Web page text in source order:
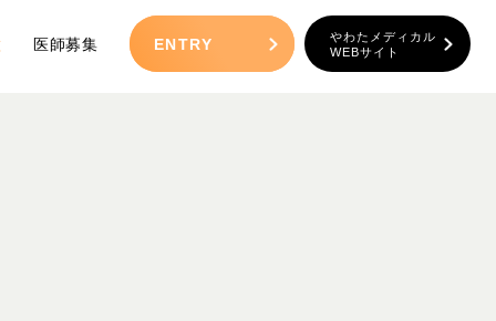
医師募集 ENTRY
やわたメディカル
WEBサイト